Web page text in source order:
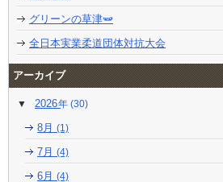
グリーンの草津🫛
全日本実業柔道団体対抗大会
アーカイブ
2026 (30)
8月 (1)
7月 (4)
6月 (4)